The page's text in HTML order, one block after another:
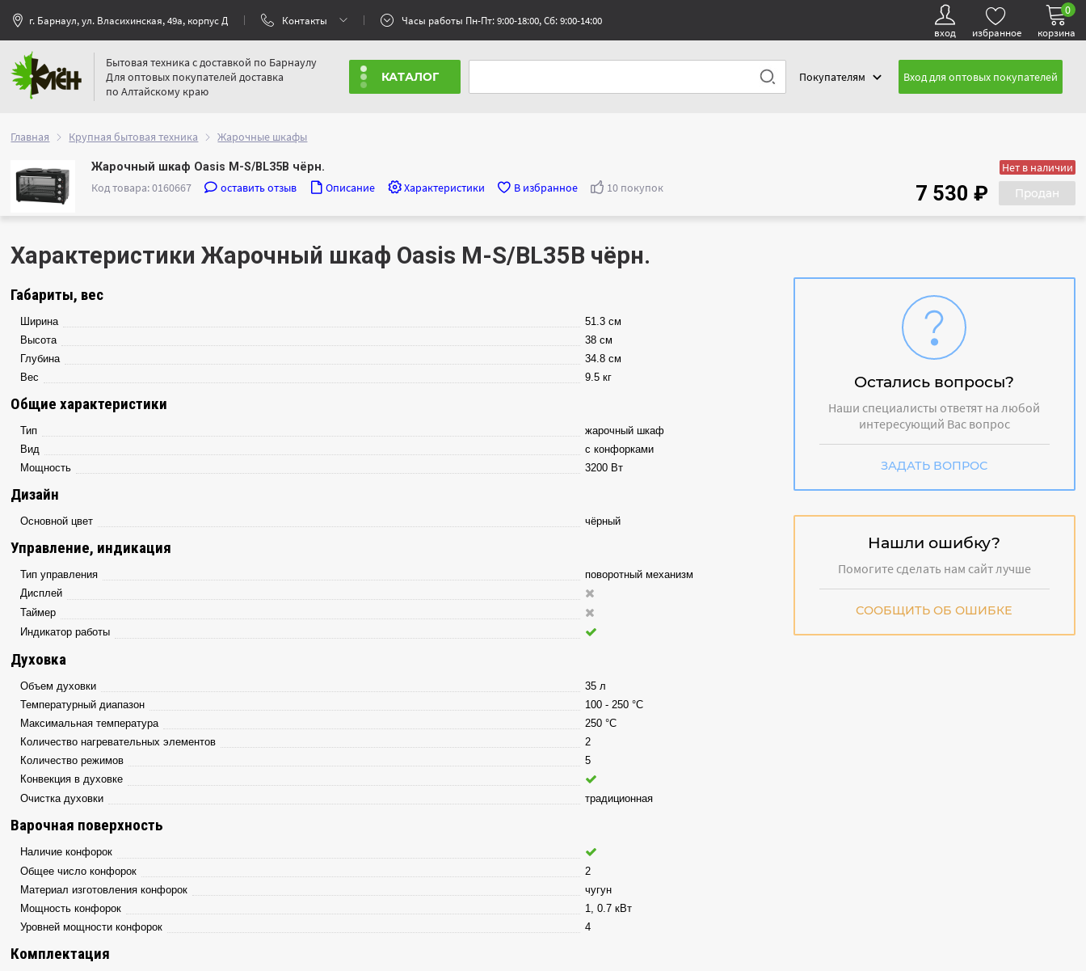
г. Барнаул, ул. Власихинская, 49а, корпус Д Контакты Часы работы Пн-Пт: 9:00-18:00, Сб: 9:00-14:00
вход избранное корзина
0
Бытовая техника с доставкой по Барнаулу
Для оптовых покупателей доставка
по Алтайскому краю
КАТАЛОГ Покупателям Вход для оптовых покупателей
Главная Крупная бытовая техника Жарочные шкафы
Жарочный шкаф Oasis M-S/BL35B чёрн.
Код товара: 0160667 оставить отзыв Описание Характеристики В избранное 10 покупок
Нет в наличии
7 530 ₽ Продан
Характеристики Жарочный шкаф Oasis M-S/BL35B чёрн.
Габариты, вес
Ширина
51.3 см
Высота
38 см
Глубина
34.8 см
Вес
9.5 кг
Общие характеристики
Тип
жарочный шкаф
Вид
с конфорками
Мощность
3200 Вт
Дизайн
Основной цвет чёрный
Управление, индикация
Тип управления
поворотный механизм
Дисплей
Таймер
Индикатор работы
Духовка
Объем духовки
35 л
Температурный диапазон
100 - 250 °С
Максимальная температура
250 °С
Количество нагревательных элементов
2
Количество режимов
5
Конвекция в духовке
Очистка духовки
традиционная
Варочная поверхность
Наличие конфорок
Общее число конфорок
2
Материал изготовления конфорок
чугун
Мощность конфорок
1, 0.7 кВт
Уровней мощности конфорок
4
Комплектация
Остались вопросы?
Наши специалисты ответят на любой
интересующий Вас вопрос
ЗАДАТЬ ВОПРОС
Нашли ошибку?
Помогите сделать нам сайт лучше
СООБЩИТЬ ОБ ОШИБКЕ